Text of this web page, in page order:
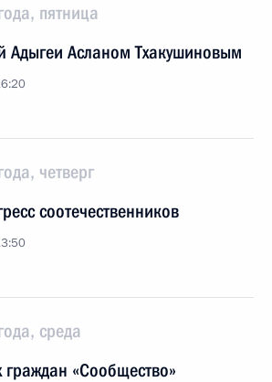
пятница
Адыгеи Асланом Тхакушиновым
четверг
соотечественников
среда
«Сообщество»